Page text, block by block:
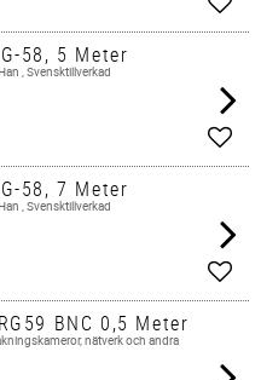
Add
58, 5 Meter
, Svensktillverkad
Add
58, 7 Meter
, Svensktillverkad
Add
BNC 0,5 Meter
nätverk och andra